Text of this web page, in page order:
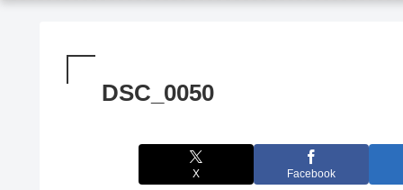
DSC_0050
X Facebook